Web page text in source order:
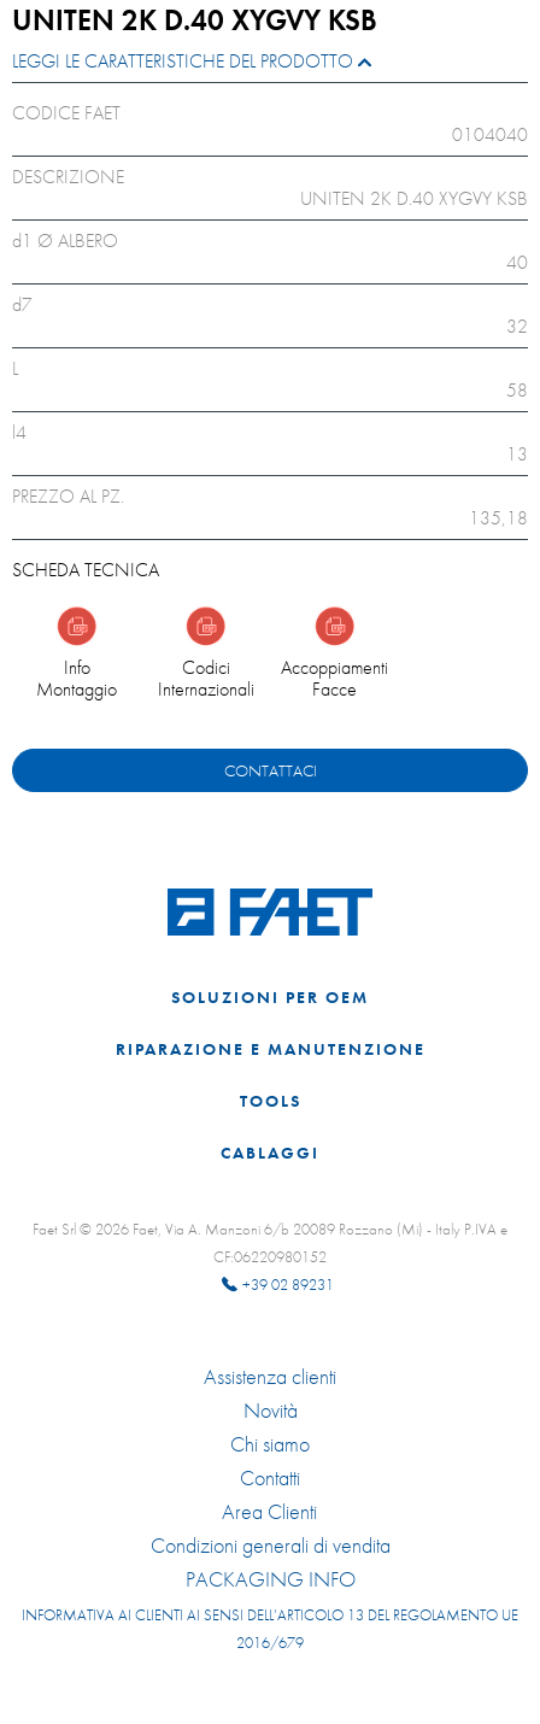
UNITEN 2K D.40 XYGVY KSB
LEGGI LE CARATTERISTICHE DEL PRODOTTO
CODICE FAET
0104040
DESCRIZIONE
UNITEN 2K D.40 XYGVY KSB
d1 Ø ALBERO
40
d7
32
L
58
l4
13
PREZZO AL PZ.
135,18
SCHEDA TECNICA
Info
Montaggio
Codici
Internazionali
Accoppiamenti
Facce
CONTATTACI
SOLUZIONI PER OEM
RIPARAZIONE E MANUTENZIONE
TOOLS
CABLAGGI
Faet Srl © 2026 Faet, Via A. Manzoni 6/b 20089 Rozzano (Mi) - Italy P.IVA e
CF:06220980152
+39 02 89231
Assistenza clienti
Novità
Chi siamo
Contatti
Area Clienti
Condizioni generali di vendita
PACKAGING INFO
INFORMATIVA AI CLIENTI AI SENSI DELL’ARTICOLO 13 DEL REGOLAMENTO UE
2016/679